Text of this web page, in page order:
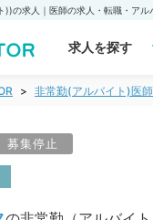
求人を探す
非常勤(アルバイト)医師
募集停止